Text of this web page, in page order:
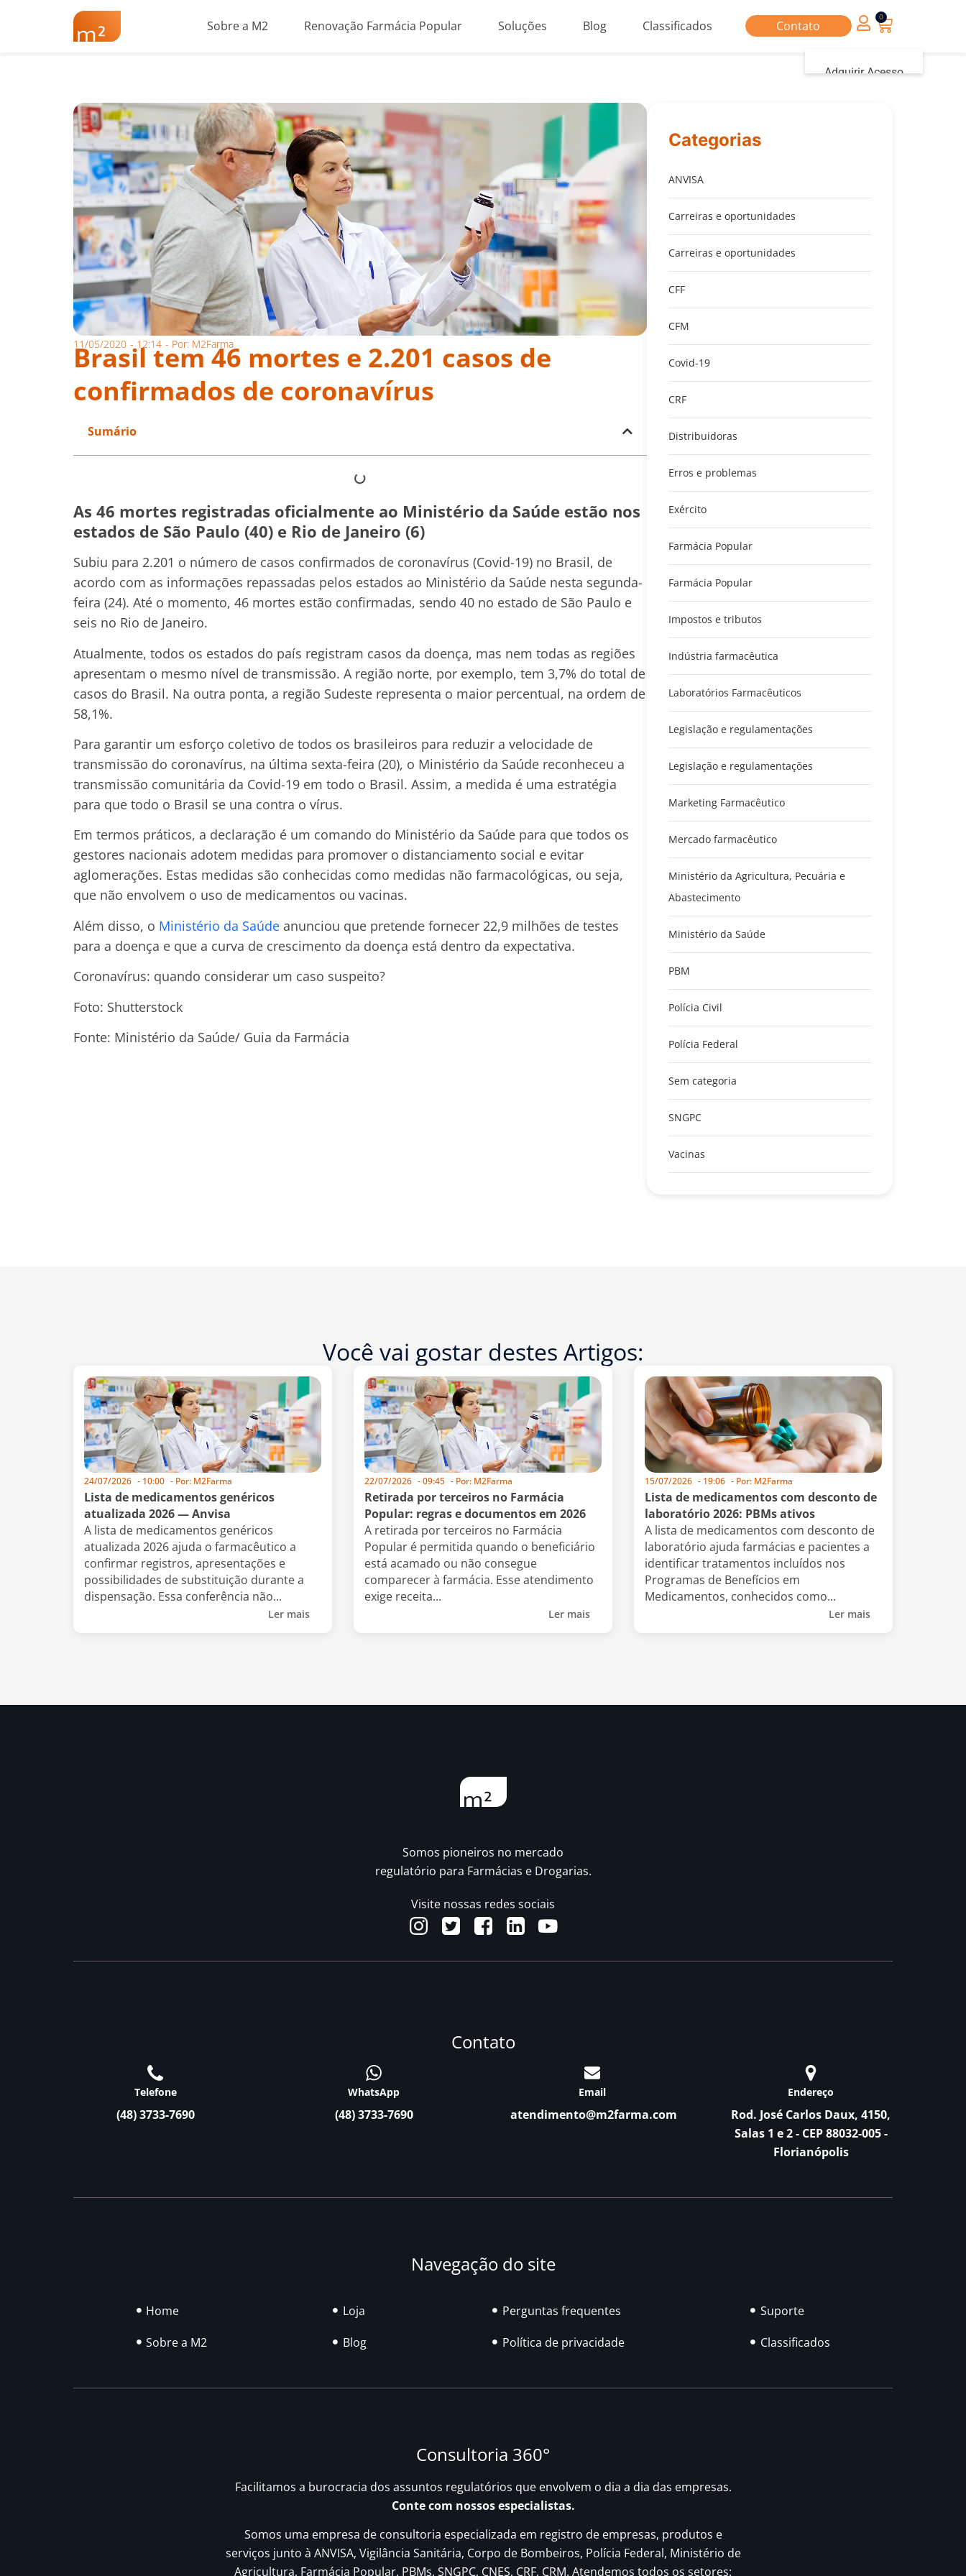
Sobre a M2 Renovação Farmácia Popular Soluções Blog Classificados Contato
Adquirir Acesso
0
11/05/2020 - 12:14 - Por: M2Farma
Brasil tem 46 mortes e 2.201 casos de
confirmados de coronavírus
Sumário
As 46 mortes registradas oficialmente ao Ministério da Saúde estão nos
estados de São Paulo (40) e Rio de Janeiro (6)
Subiu para 2.201 o número de casos confirmados de coronavírus (Covid-19) no Brasil, de
acordo com as informações repassadas pelos estados ao Ministério da Saúde nesta segunda-
feira (24). Até o momento, 46 mortes estão confirmadas, sendo 40 no estado de São Paulo e
seis no Rio de Janeiro.
Atualmente, todos os estados do país registram casos da doença, mas nem todas as regiões
apresentam o mesmo nível de transmissão. A região norte, por exemplo, tem 3,7% do total de
casos do Brasil. Na outra ponta, a região Sudeste representa o maior percentual, na ordem de
58,1%.
Para garantir um esforço coletivo de todos os brasileiros para reduzir a velocidade de
transmissão do coronavírus, na última sexta-feira (20), o Ministério da Saúde reconheceu a
transmissão comunitária da Covid-19 em todo o Brasil. Assim, a medida é uma estratégia
para que todo o Brasil se una contra o vírus.
Em termos práticos, a declaração é um comando do Ministério da Saúde para que todos os
gestores nacionais adotem medidas para promover o distanciamento social e evitar
aglomerações. Estas medidas são conhecidas como medidas não farmacológicas, ou seja,
que não envolvem o uso de medicamentos ou vacinas.
Além disso, o Ministério da Saúde anunciou que pretende fornecer 22,9 milhões de testes
para a doença e que a curva de crescimento da doença está dentro da expectativa.
Coronavírus: quando considerar um caso suspeito?
Foto: Shutterstock
Fonte: Ministério da Saúde/ Guia da Farmácia
Categorias
ANVISA
Carreiras e oportunidades
Carreiras e oportunidades
CFF
CFM
Covid-19
CRF
Distribuidoras
Erros e problemas
Exército
Farmácia Popular
Farmácia Popular
Impostos e tributos
Indústria farmacêutica
Laboratórios Farmacêuticos
Legislação e regulamentações
Legislação e regulamentações
Marketing Farmacêutico
Mercado farmacêutico
Ministério da Agricultura, Pecuária e
Abastecimento
Ministério da Saúde
PBM
Polícia Civil
Polícia Federal
Sem categoria
SNGPC
Vacinas
Você vai gostar destes Artigos:
24/07/2026 - 10:00 - Por: M2Farma
Lista de medicamentos genéricos
atualizada 2026 — Anvisa
A lista de medicamentos genéricos
atualizada 2026 ajuda o farmacêutico a
confirmar registros, apresentações e
possibilidades de substituição durante a
dispensação. Essa conferência não...
Ler mais
22/07/2026 -09:45 - Por: M2Farma
Retirada por terceiros no Farmácia
Popular: regras e documentos em 2026
A retirada por terceiros no Farmácia
Popular é permitida quando o beneficiário
está acamado ou não consegue
comparecer à farmácia. Esse atendimento
exige receita...
Ler mais
15/07/2026 - 19:06 - Por: M2Farma
Lista de medicamentos com desconto de
laboratório 2026: PBMs ativos
A lista de medicamentos com desconto de
laboratório ajuda farmácias e pacientes a
identificar tratamentos incluídos nos
Programas de Benefícios em
Medicamentos, conhecidos como...
Ler mais
Somos pioneiros no mercado
regulatório para Farmácias e Drogarias.
Visite nossas redes sociais
Contato
Telefone
(48) 3733-7690
WhatsApp
(48) 3733-7690
Email
atendimento@m2farma.com
Endereço
Rod. José Carlos Daux, 4150,
Salas 1 e 2 - CEP 88032-005 -
Florianópolis
Navegação do site
Home
Sobre a M2
Loja
Blog
Perguntas frequentes
Política de privacidade
Suporte
Classificados
Consultoria 360°
Facilitamos a burocracia dos assuntos regulatórios que envolvem o dia a dia das empresas.
Conte com nossos especialistas.
Somos uma empresa de consultoria especializada em registro de empresas, produtos e
serviços junto à ANVISA, Vigilância Sanitária, Corpo de Bombeiros, Polícia Federal, Ministério de
Agricultura, Farmácia Popular, PBMs, SNGPC, CNES, CRF, CRM. Atendemos todos os setores: